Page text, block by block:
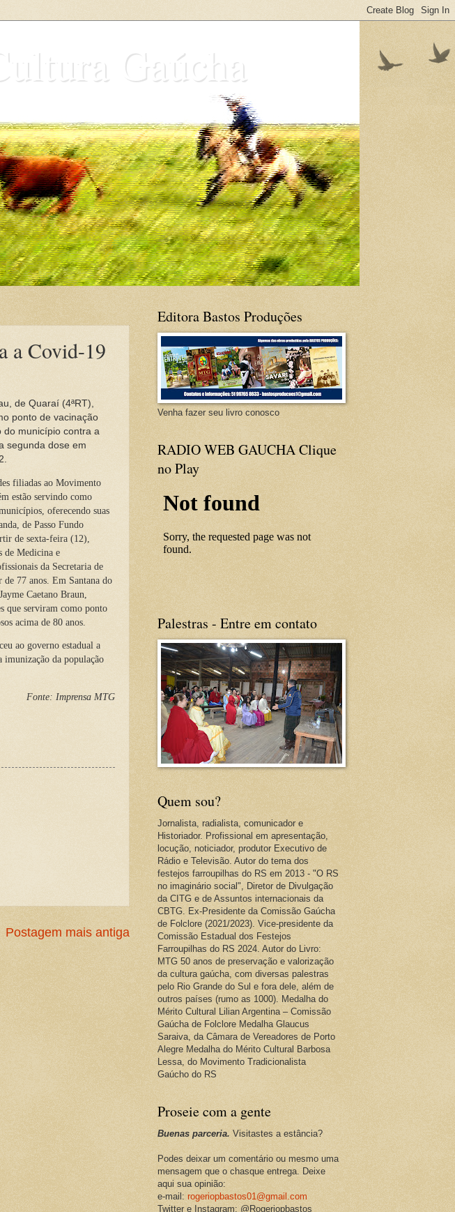
Gaúcha
a Covid-19
de Quaraí (4ªRT),
ponto de vacinação
do município contra a
segunda dose em
filiadas ao Movimento
estão servindo como
oferecendo suas
de Passo Fundo
de sexta-feira (12),
de Medicina e
da Secretaria de
de 77 anos. Em Santana do
Caetano Braun,
que serviram como ponto
acima de 80 anos.
ao governo estadual a
imunização da população
Fonte: Imprensa MTG
Postagem mais antiga
Editora Bastos Produções
Venha fazer seu livro conosco
RADIO WEB GAUCHA Clique
no Play
Palestras - Entre em contato
Quem sou?
Jornalista, radialista, comunicador e
Historiador. Profissional em apresentação,
locução, noticiador, produtor Executivo de
Rádio e Televisão. Autor do tema dos
festejos farroupilhas do RS em 2013 - "O RS
no imaginário social", Diretor de Divulgação
da CITG e de Assuntos internacionais da
CBTG. Ex-Presidente da Comissão Gaúcha
de Folclore (2021/2023). Vice-presidente da
Comissão Estadual dos Festejos
Farroupilhas do RS 2024. Autor do Livro:
MTG 50 anos de preservação e valorização
da cultura gaúcha, com diversas palestras
pelo Rio Grande do Sul e fora dele, além de
outros países (rumo as 1000). Medalha do
Mérito Cultural Lilian Argentina – Comissão
Gaúcha de Folclore Medalha Glaucus
Saraiva, da Câmara de Vereadores de Porto
Alegre Medalha do Mérito Cultural Barbosa
Lessa, do Movimento Tradicionalista
Gaúcho do RS
Proseie com a gente
Buenas parceria. Visitastes a estância?
Podes deixar um comentário ou mesmo uma
mensagem que o chasque entrega. Deixe
aqui sua opinião:
e-mail: rogeriopbastos01@gmail.com
Twitter e Instagram: @Rogeriopbastos